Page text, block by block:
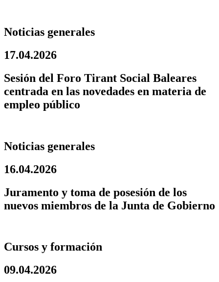
Noticias generales
17.04.2026
Sesión del Foro Tirant Social Baleares
centrada en las novedades en materia de
empleo público
Noticias generales
16.04.2026
Juramento y toma de posesión de los
nuevos miembros de la Junta de Gobierno
Cursos y formación
09.04.2026